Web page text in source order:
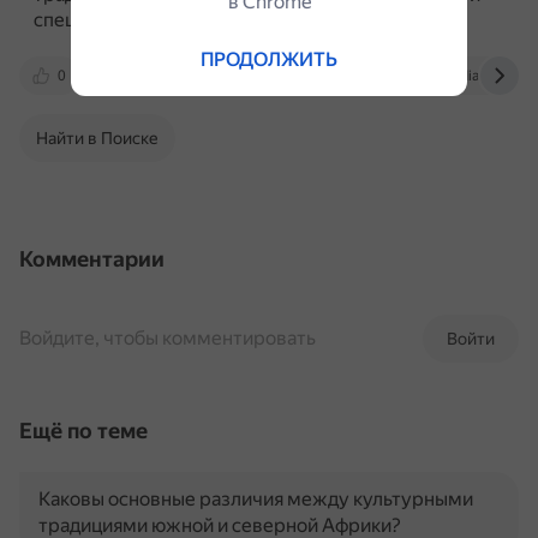
специи, которых не было на Кавказе.
0 ru.wikipedia.org
Найти в Поиске
Комментарии
Войти
Войдите, чтобы комментировать
Ещё по теме
Каковы основные различия между культурными
традициями южной и северной Африки?
ПРОДОЛЖИТЬ